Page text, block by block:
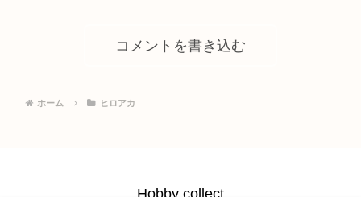
コメントを書き込む
ホーム ヒロアカ